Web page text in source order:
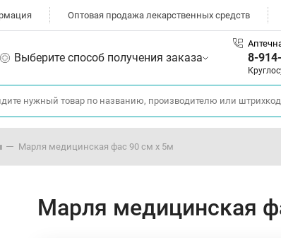
Оптовая продажа лекарственных средств
Выберите способ получения заказа 8-
Марля медицинская фас 90 см х 5м
Марля медицинская